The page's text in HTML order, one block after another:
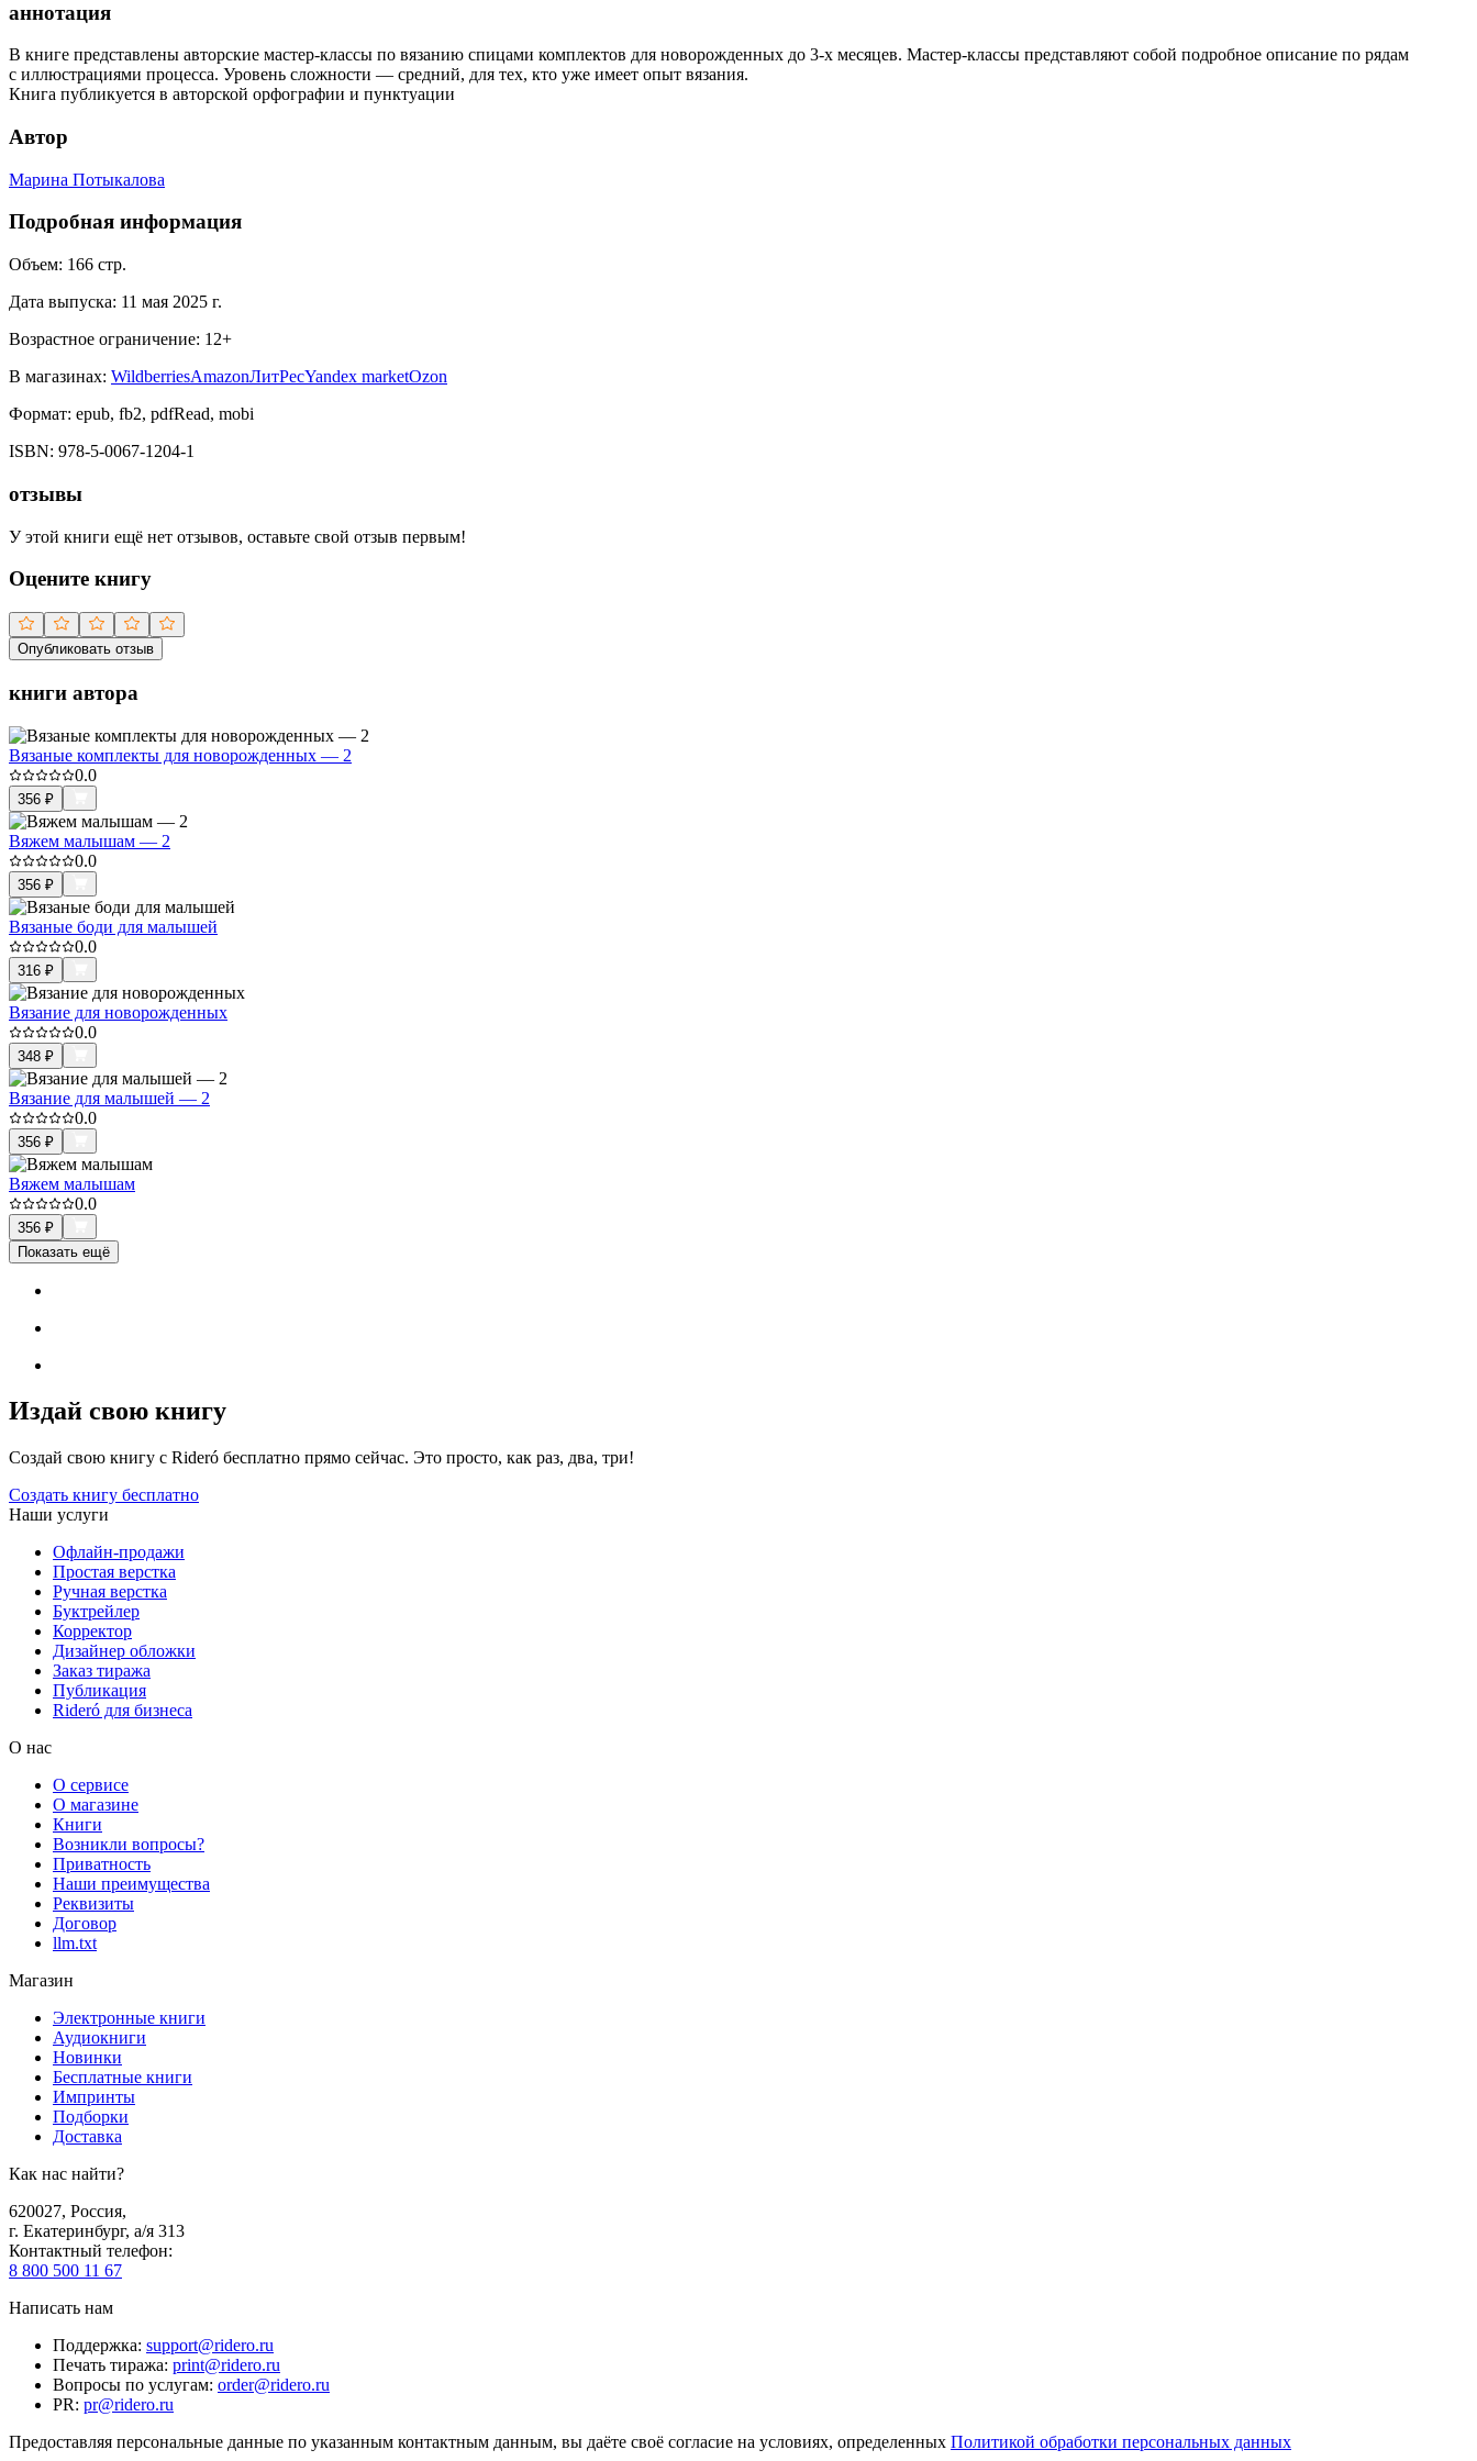
аннотация
В книге представлены авторские мастер-классы по вязанию спицами комплектов для новорожденных до 3-х месяцев. Мастер-классы представляют собой подробное описание по рядам
с иллюстрациями процесса. Уровень сложности — средний, для тех, кто уже имеет опыт вязания.
Книга публикуется в авторской орфографии и пунктуации
Автор
Марина Потыкалова
Подробная информация
Объем: 166 стр.
Дата выпуска: 11 мая 2025 г.
Возрастное ограничение: 12+
В магазинах: WildberriesAmazonЛитРесYandex marketOzon
Формат: epub, fb2, pdfRead, mobi
ISBN: 978-5-0067-1204-1
отзывы
У этой книги ещё нет отзывов, оставьте свой отзыв первым!
Оцените книгу
Опубликовать отзыв
книги автора
Вязаные комплекты для новорожденных — 2
0.0
356 ₽
Вяжем малышам — 2
0.0
356 ₽
Вязаные боди для малышей
0.0
316 ₽
Вязание для новорожденных
0.0
348 ₽
Вязание для малышей — 2
0.0
356 ₽
Вяжем малышам
0.0
356 ₽
Показать ещё
Издай свою книгу
Создай свою книгу с Rideró бесплатно прямо сейчас. Это просто, как раз, два, три!
Создать книгу бесплатно
Наши услуги
Офлайн-продажи
Простая верстка
Ручная верстка
Буктрейлер
Корректор
Дизайнер обложки
Заказ тиража
Публикация
Rideró для бизнеса
О нас
О сервисе
О магазине
Книги
Возникли вопросы?
Приватность
Наши преимущества
Реквизиты
Договор
llm.txt
Магазин
Электронные книги
Аудиокниги
Новинки
Бесплатные книги
Импринты
Подборки
Доставка
Как нас найти?
620027, Россия,
г. Екатеринбург, а/я 313
Контактный телефон:
8 800 500 11 67
Написать нам
Поддержка: support@ridero.ru
Печать тиража: print@ridero.ru
Вопросы по услугам: order@ridero.ru
PR: pr@ridero.ru
Предоставляя персональные данные по указанным контактным данным, вы даёте своё согласие на условиях, определенных Политикой обработки персональных данных